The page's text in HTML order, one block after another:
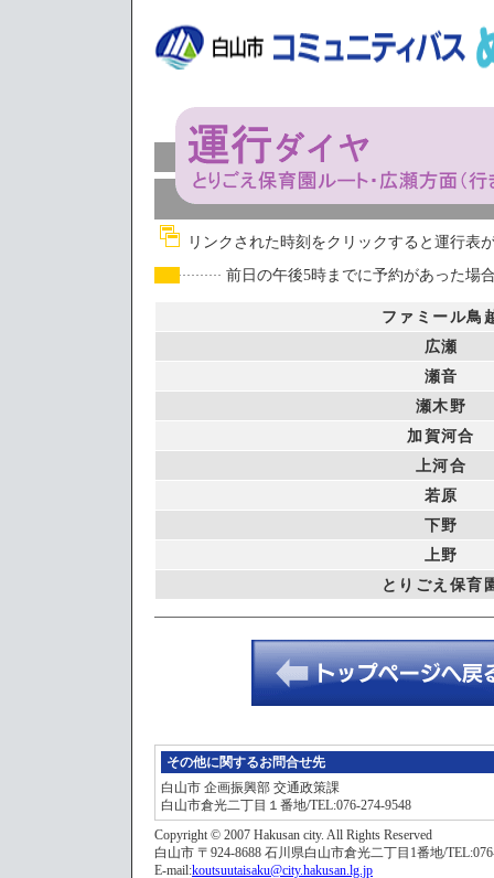
リンクされた時刻をクリックすると運行表
前日の午後5時までに予約があった場
ファミール鳥
広瀬
瀬音
瀬木野
加賀河合
上河合
若原
下野
上野
とりごえ保育
その他に関するお問合せ先
白山市 企画振興部 交通政策課
白山市倉光二丁目１番地/TEL:076-274-9548
Copyright © 2007 Hakusan city. All Rights Reserved
白山市 〒924-8688 石川県白山市倉光二丁目1番地/
E-mail:koutsuutaisaku@city.hakusan.lg.jp